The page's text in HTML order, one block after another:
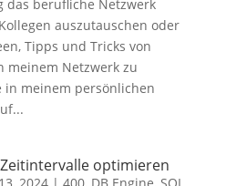
das berufliche Netzwerk
auszutauschen oder
Tipps und Tricks von
meinem Netzwerk zu
in meinem persönlichen
optimieren